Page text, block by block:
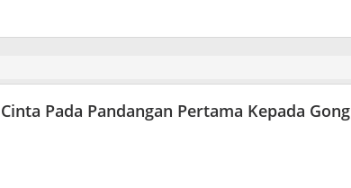
Pada Pandangan Pertama Kepada Gong